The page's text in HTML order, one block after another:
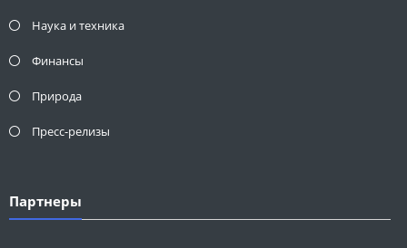
Наука и техника
Финансы
Природа
Пресс-релизы
Партнеры